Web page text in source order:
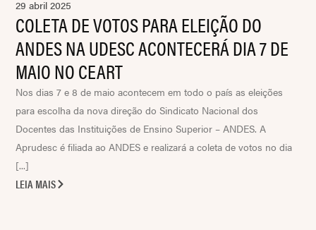
29 abril 2025
COLETA DE VOTOS PARA ELEIÇÃO DO
ANDES NA UDESC ACONTECERÁ DIA 7 DE
MAIO NO CEART
Nos dias 7 e 8 de maio acontecem em todo o país as eleições
para escolha da nova direção do Sindicato Nacional dos
Docentes das Instituições de Ensino Superior – ANDES. A
Aprudesc é filiada ao ANDES e realizará a coleta de votos no dia
[...]
LEIA MAIS